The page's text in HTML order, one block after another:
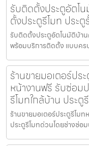
รับติดตั้งประตูอัตโ
ตั้งประตูรีโมท ประ
รับติดตั้งประตูอัตโนมัติบ้าน
พร้อมบริการติดตั้ง แบบคร
ร้านขายมอเตอร์ปร
หน้างานฟรี รับซ่อม
รีโมทใกล้บ้าน ประตู
ร้านขายมอเตอร์ประตูรีโม
ประตูรีโมทด่วนโดยช่างซ่อ